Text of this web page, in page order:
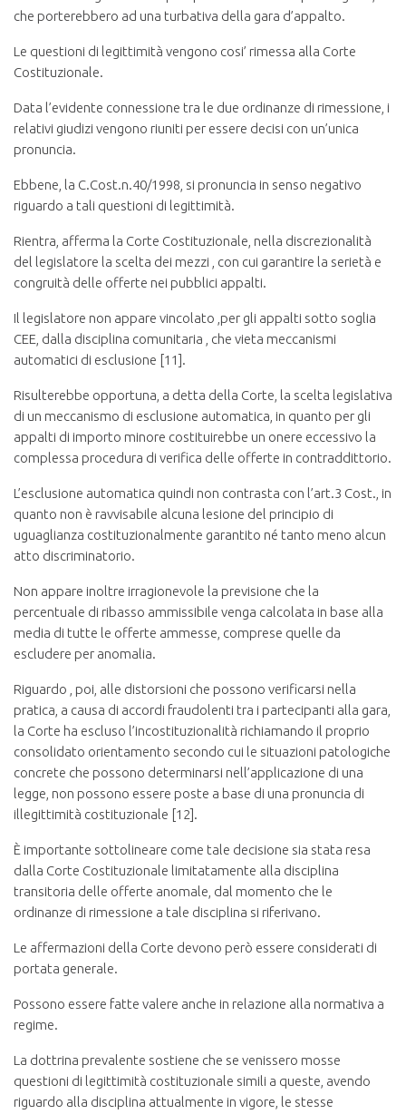
che porterebbero ad una turbativa della gara d’appalto.
Le questioni di legittimità vengono cosi’ rimessa alla Corte
Costituzionale.
Data l’evidente connessione tra le due ordinanze di rimessione, i
relativi giudizi vengono riuniti per essere decisi con un’unica
pronuncia.
Ebbene, la C.Cost.n.40/1998, si pronuncia in senso negativo
riguardo a tali questioni di legittimità.
Rientra, afferma la Corte Costituzionale, nella discrezionalità
del legislatore la scelta dei mezzi , con cui garantire la serietà e
congruità delle offerte nei pubblici appalti.
Il legislatore non appare vincolato ,per gli appalti sotto soglia
CEE, dalla disciplina comunitaria , che vieta meccanismi
automatici di esclusione [11].
Risulterebbe opportuna, a detta della Corte, la scelta legislativa
di un meccanismo di esclusione automatica, in quanto per gli
appalti di importo minore costituirebbe un onere eccessivo la
complessa procedura di verifica delle offerte in contraddittorio.
L’esclusione automatica quindi non contrasta con l’art.3 Cost., in
quanto non è ravvisabile alcuna lesione del principio di
uguaglianza costituzionalmente garantito né tanto meno alcun
atto discriminatorio.
Non appare inoltre irragionevole la previsione che la
percentuale di ribasso ammissibile venga calcolata in base alla
media di tutte le offerte ammesse, comprese quelle da
escludere per anomalia.
Riguardo , poi, alle distorsioni che possono verificarsi nella
pratica, a causa di accordi fraudolenti tra i partecipanti alla gara,
la Corte ha escluso l’incostituzionalità richiamando il proprio
consolidato orientamento secondo cui le situazioni patologiche
concrete che possono determinarsi nell’applicazione di una
legge, non possono essere poste a base di una pronuncia di
illegittimità costituzionale [12].
È importante sottolineare come tale decisione sia stata resa
dalla Corte Costituzionale limitatamente alla disciplina
transitoria delle offerte anomale, dal momento che le
ordinanze di rimessione a tale disciplina si riferivano.
Le affermazioni della Corte devono però essere considerati di
portata generale.
Possono essere fatte valere anche in relazione alla normativa a
regime.
La dottrina prevalente sostiene che se venissero mosse
questioni di legittimità costituzionale simili a queste, avendo
riguardo alla disciplina attualmente in vigore, le stesse